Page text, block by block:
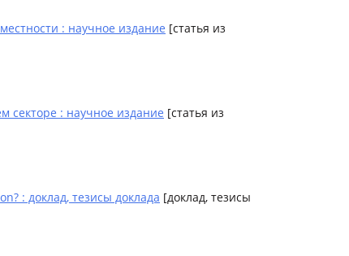
: научное издание [статья из
секторе : научное издание [статья из
: доклад, тезисы доклада [доклад, тезисы